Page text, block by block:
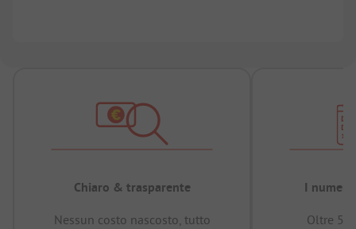
Chiaro & trasparente
Nessun costo nascosto, tutto
I numeri
Oltre